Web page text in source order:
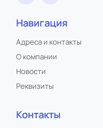
Навигация
Адреса и контакты
О компании
Новости
Реквизиты
Контакты